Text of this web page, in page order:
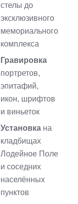
стелы до
эксклюзивного
мемориального
комплекса
Гравировка
портретов,
эпитафий,
икон, шрифтов
и виньеток
Установка на
кладбищах
Лодейное Поле
и соседних
населённых
пунктов